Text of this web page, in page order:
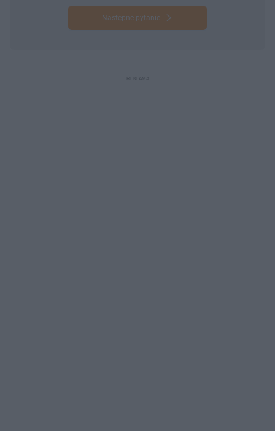
Następne pytanie